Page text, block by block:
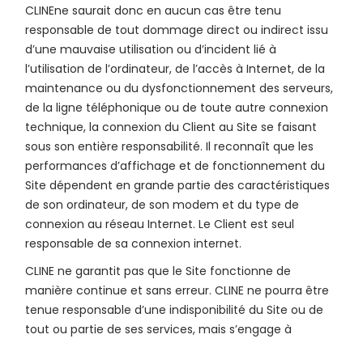
CLINEne saurait donc en aucun cas être tenu
responsable de tout dommage direct ou indirect issu
d’une mauvaise utilisation ou d’incident lié à
l’utilisation de l’ordinateur, de l’accès à Internet, de la
maintenance ou du dysfonctionnement des serveurs,
de la ligne téléphonique ou de toute autre connexion
technique, la connexion du Client au Site se faisant
sous son entière responsabilité. Il reconnaît que les
performances d’affichage et de fonctionnement du
Site dépendent en grande partie des caractéristiques
de son ordinateur, de son modem et du type de
connexion au réseau Internet. Le Client est seul
responsable de sa connexion internet.
CLINE ne garantit pas que le Site fonctionne de
manière continue et sans erreur. CLINE ne pourra être
tenue responsable d’une indisponibilité du Site ou de
tout ou partie de ses services, mais s’engage à